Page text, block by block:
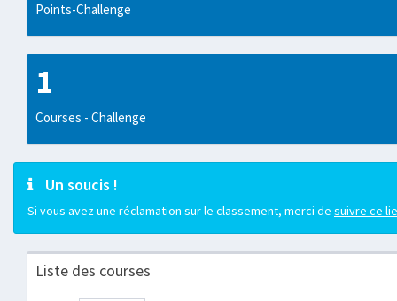
Points-Challenge
1
Courses - Challenge
Un soucis !
Si vous avez une réclamation sur le classement, merci de suivre ce
Liste des courses